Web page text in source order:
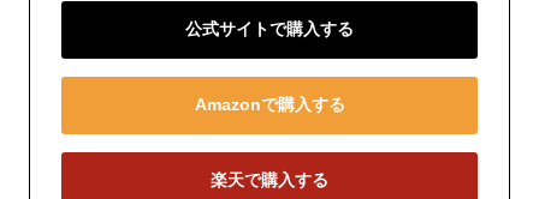
公式サイトで購入する
Amazonで購入する
楽天で購入する